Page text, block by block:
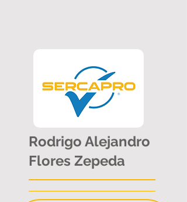
Rodrigo Alejandro
Flores Zepeda